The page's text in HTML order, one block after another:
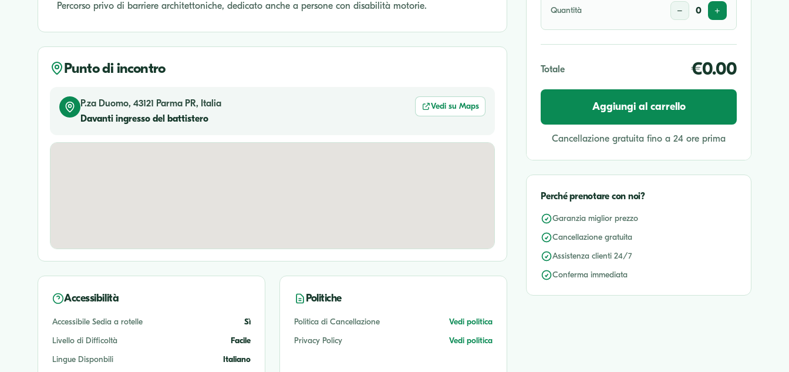
Percorso privo di barriere architettoniche, dedicato anche a persone con disabilità motorie.
Punto di incontro
P.za Duomo, 43121 Parma PR, Italia Vedi su Maps
Davanti ingresso del battistero
Accessibilità
Accessibile Sedia a rotelle
Sì
Livello di Difficoltà
Facile
Lingue Disponbili
Italiano
Politiche
Politica di Cancellazione
Vedi politica
Privacy Policy
Vedi politica
Quantità − 0 +
Totale €0.00
Aggiungi al carrello
Cancellazione gratuita fino a 24 ore prima
Perché prenotare con noi?
Garanzia miglior prezzo
Cancellazione gratuita
Assistenza clienti 24/7
Conferma immediata